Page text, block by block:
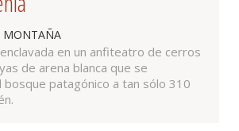
MONTAÑA
en un anfiteatro de cerros
de arena blanca que se
bosque patagónico a tan sólo 310